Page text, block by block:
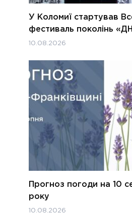
У Коломиї стартував
фестиваль поколінь
10.08.2026
Прогноз погоди на 10
року
10.08.2026